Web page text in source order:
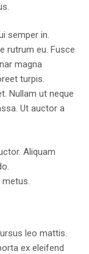
semper in.
rutrum eu. Fusce
magna
turpis.
Nullam ut neque
Ut auctor a
Aliquam
leo mattis.
ex eleifend